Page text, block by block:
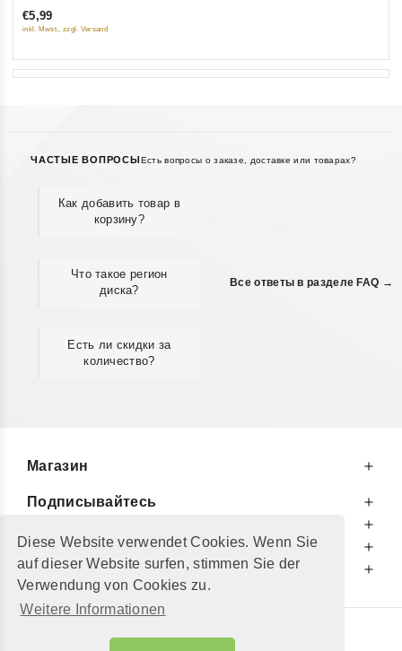
Diese Website verwendet Cookies. Wenn Sie
auf dieser Website surfen, stimmen Sie der
Verwendung von Cookies zu.
Weitere Informationen
€5,99
inkl. Mwst., zzgl. Versand
ЧАСТЫЕ ВОПРОСЫ Есть вопросы о заказе, доставке или товарах?
Как добавить товар в
корзину?
Что такое регион
диска?
Есть ли скидки за
количество?
Все ответы в разделе FAQ →
Магазин
Подписывайтесь
Информируем Вас
Дополнительно
© 2002 - 2026"Petershop GmbH"